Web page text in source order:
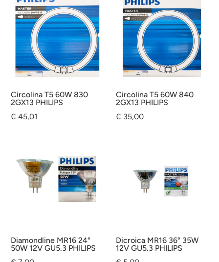
Circolina T5 60W 830
2GX13 PHILIPS
€ 45,01
Circolina T5 60W 840
2GX13 PHILIPS
€ 35,00
Diamondline MR16 24°
50W 12V GU5.3 PHILIPS
Dicroica MR16 36° 35W
12V GU5.3 PHILIPS